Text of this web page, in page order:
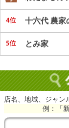
十六代 農家
とみ家
店名、地域、ジャン
例：「